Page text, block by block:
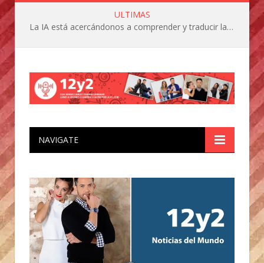
ULTIMAS
La IA está acercándonos a comprender y traducir las vocalizaciones y comportamientos de nuestras mascotas
NAVIGATE